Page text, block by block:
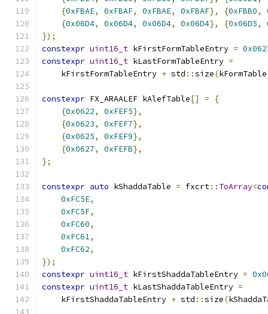
{0xFBAE, 0xFBAF, 0xFBAE, 0xFBAF}, {0xFBB0,
{0x06D4, 0x06D4, 0x06D4, 0x06D4}, {0x06D5,
});
constexpr uint16_t kFirstFormTableEntry =
constexpr uint16_t kLastFormTableEntry =
    kFirstFormTableEntry
+ std ::size(kFormTable
constexpr FX_ARAALEF kAlefTable[] =
{
{0x0622, 0xFEF5},
{0x0623, 0xFEF7},
{0x0625, 0xFEF9},
{0x0627, 0xFEFB},
};
constexpr auto kShaddaTable = fxcrt:: ToArray<
0xFC5E,
0xFC5F,
0xFC60,
0xFC61,
0xFC62,
});
constexpr uint16_t kFirstShaddaTableEntry =
constexpr uint16_t kLastShaddaTableEntry =
    kFirstShaddaTableEntry
+ std ::size(